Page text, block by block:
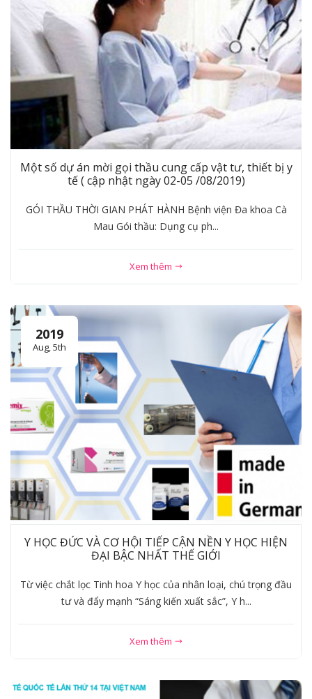
Một số dự án mời gọi thầu cung cấp vật tư, thiết bị y
tế ( cập nhật ngày 02-05 /08/2019)
GÓI THẦU THỜI GIAN PHÁT HÀNH Bệnh viện Đa khoa Cà
Mau Gói thầu: Dụng cụ ph...
Xem thêm
2019
Aug, 5th
Y HỌC ĐỨC VÀ CƠ HỘI TIẾP CẬN NỀN Y HỌC HIỆN
ĐẠI BẬC NHẤT THẾ GIỚI
Từ việc chắt lọc Tinh hoa Y học của nhân loại, chú trọng đầu
tư và đẩy mạnh “Sáng kiến xuất sắc”, Y h...
Xem thêm